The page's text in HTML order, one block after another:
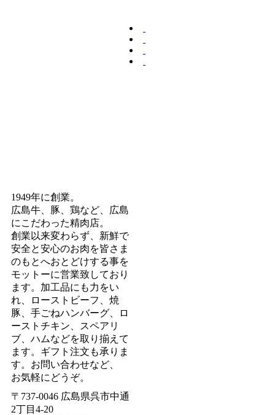
1949年に創業。
広島牛、豚、鶏など、広島
にこだわった精肉店。
創業以来変わらず、新鮮で
安全と安心のお肉を皆さま
のもとへおとどけする事を
モットーに営業致しており
ます。加工品にも力をい
れ、ローストビーフ、焼
豚、手ごねハンバーグ、ロ
ーストチキン、スペアリ
ブ、ハムなどを取り揃えて
ます。ギフト注文も承りま
す。お問い合わせなど、
お気軽にどうぞ。
〒737-0046 広島県呉市中通
2丁目4-20